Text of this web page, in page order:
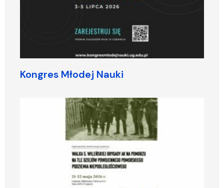
Kongres Młodej Nauki